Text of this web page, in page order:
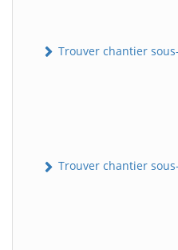
Trouver chantier
Trouver chantier